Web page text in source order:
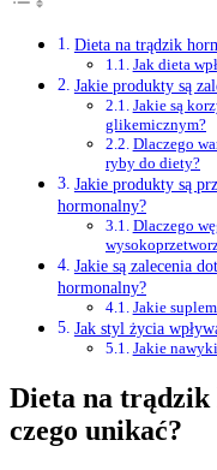
Dieta na trądzik
Jak dieta
Jakie produkty są
Jakie są
glikemicznym?
Dlaczego
ryby do diety?
Jakie produkty są
hormonalny?
Dlaczego
Jakie są zalecenia
hormonalny?
Jakie
Jak styl życia
Jakie
Dieta na trądzik
czego unikać?